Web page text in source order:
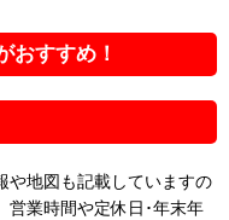
おすすめ！
や地図も記載していますの
営業時間や定休日･年末年